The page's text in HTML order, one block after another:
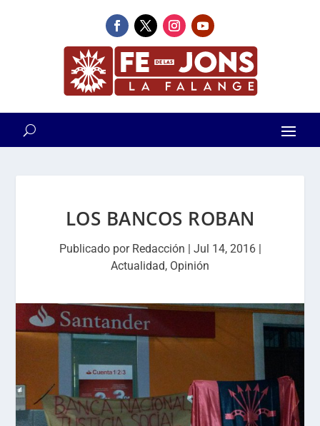
LOS BANCOS ROBAN
Publicado por Redacción | Jul 14, 2016|
Actualidad, Opinión